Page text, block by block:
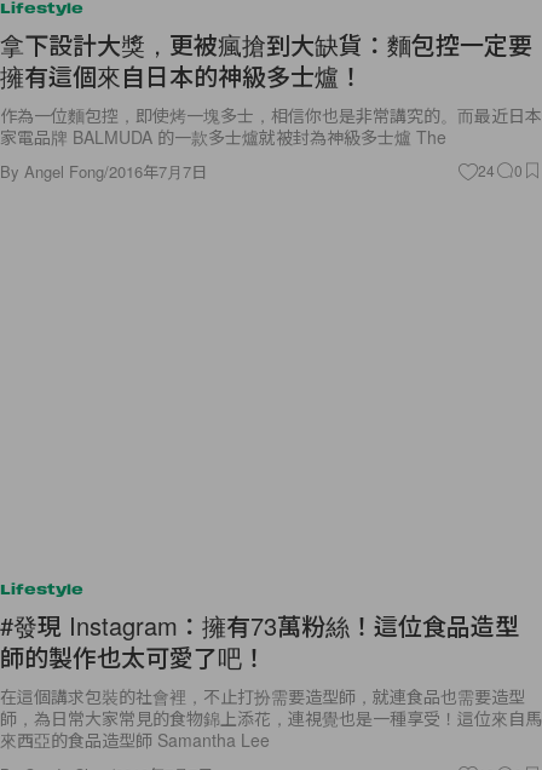
Lifestyle
拿下設計大獎，更被瘋搶到大缺貨：麵包控一定要
擁有這個來自日本的神級多士爐！
作為一位麵包控，即使烤一塊多士，相信你也是非常講究的。而最近日本
家電品牌 BALMUDA 的一款多士爐就被封為神級多士爐 The
By Angel Fong/2016年7月7日 24 0
Lifestyle
#發現 Instagram：擁有73萬粉絲！這位食品造型
師的製作也太可愛了吧！
在這個講求包裝的社會裡，不止打扮需要造型師，就連食品也需要造型
師，為日常大家常見的食物錦上添花，連視覺也是一種享受！這位來自馬
來西亞的食品造型師 Samantha Lee